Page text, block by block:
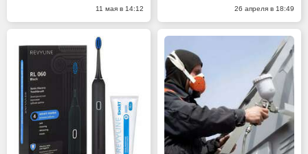
11 мая в 14:12 26 апреля в 18:49